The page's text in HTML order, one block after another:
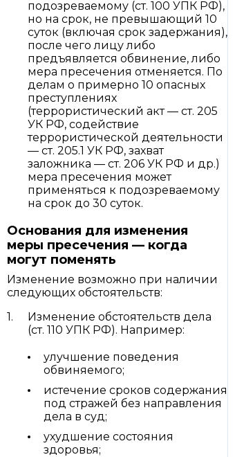
подозреваемому (ст. 100 УПК РФ),
но на срок, не превышающий 10
суток (включая срок задержания),
после чего лицу либо
предъявляется обвинение, либо
мера пресечения отменяется. По
делам о примерно 10 опасных
преступлениях
(террористический акт — ст. 205
УК РФ, содействие
террористической деятельности
— ст. 205.1 УК РФ, захват
заложника — ст. 206 УК РФ и др.)
мера пресечения может
применяться к подозреваемому
на срок до 30 суток.
Основания для изменения
меры пресечения — когда
могут поменять
Изменение возможно при наличии
следующих обстоятельств:
Изменение обстоятельств дела
(ст. 110 УПК РФ). Например:
улучшение поведения
обвиняемого;
истечение сроков содержания
под стражей без направления
дела в суд;
ухудшение состояния
здоровья;